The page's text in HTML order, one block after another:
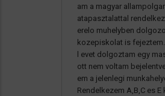
am a magyar
atapasztalattal
erelo muhelyben
kozepiskolat is
l evet dolgoztam egy
ott nem voltam
em a jelenlegi
Rendelkezem A,B,C es